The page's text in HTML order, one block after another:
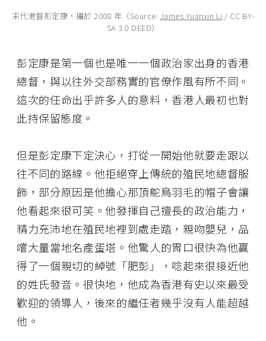
末代港督彭定康，攝於 2008 年（Source: James Yuanxin Li / CC BY-
SA 3.0 DEED）
彭定康是第一個也是唯一一個政治家出身的香港
總督，與以往外交部務實的官僚作風有所不同。
這次的任命出乎許多人的意料，香港人最初也對
此持保留態度。
但是彭定康下定決心，打從一開始他就要走跟以
往不同的路線。他拒絕穿上傳統的殖民地總督服
飾，部分原因是他擔心那頂鴕鳥羽毛的帽子會讓
他看起來很可笑。他發揮自己擅長的政治能力，
精力充沛地在殖民地裡到處走踏，親吻嬰兒，品
嚐大量當地名產蛋塔。他驚人的胃口很快為他贏
得了一個親切的綽號「肥彭」，唸起來很接近他
的姓氏發音。很快地，他成為香港有史以來最受
歡迎的領導人，後來的繼任者幾乎沒有人能超越
他。